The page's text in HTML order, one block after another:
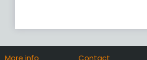
More info Contact